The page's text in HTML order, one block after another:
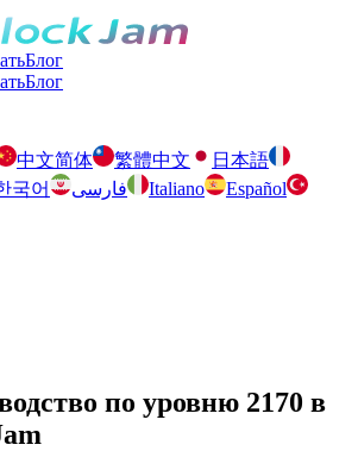
Блог
Блог
中文简体 繁體中文
日本語
국어 فارسی Italiano
Español
по уровню 2170 в